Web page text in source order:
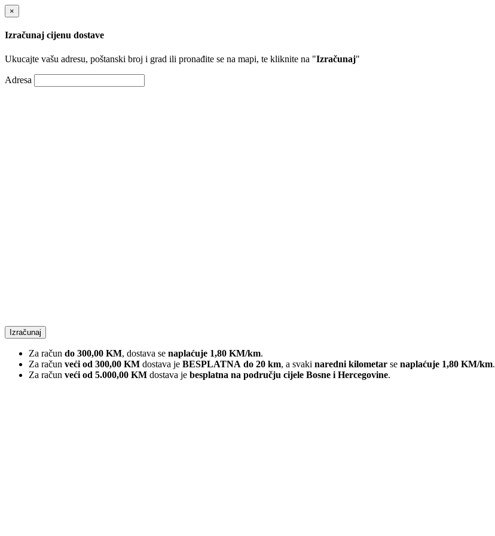
×
Izračunaj cijenu dostave
Ukucajte vašu adresu, poštanski broj i grad ili pronađite se na mapi, te kliknite na "Izračunaj"
Adresa
Izračunaj
Za račun do 300,00 KM, dostava se naplaćuje 1,80 KM/km.
Za račun veći od 300,00 KM dostava je BESPLATNA do 20 km, a svaki naredni kilometar se naplaćuje 1,80 KM/km.
Za račun veći od 5.000,00 KM dostava je besplatna na području cijele Bosne i Hercegovine.